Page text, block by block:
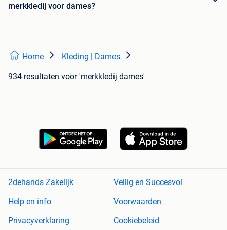
merkkledij voor dames?
Home Kleding | Dames
934 resultaten voor 'merkkledij dames'
2dehands Zakelijk
Veilig en Succesvol
Help en info
Voorwaarden
Privacyverklaring
Cookiebeleid